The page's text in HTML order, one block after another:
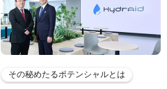
その秘めたるポテンシャルとは